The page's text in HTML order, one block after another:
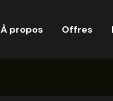
À propos Offres